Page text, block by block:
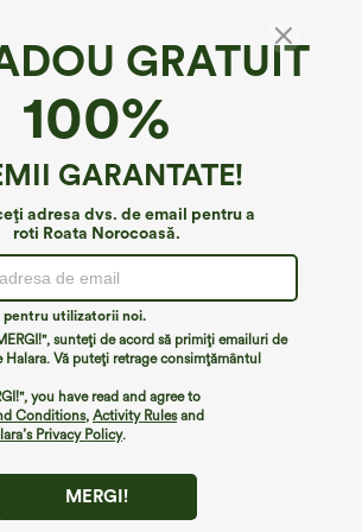
GRATUIT
100%
GARANTATE!
adresa dvs. de email pentru a
roti Roata Norocoasă.
pentru utilizatorii noi.
sunteți de acord să primiți emailuri de
Halara. Vă puteți retrage consimțământul
you have read and agree to
Conditions, Activity Rulesand
Privacy Policy.
MERGI!
din plasă pentru yoga, cu
și tiv curbat